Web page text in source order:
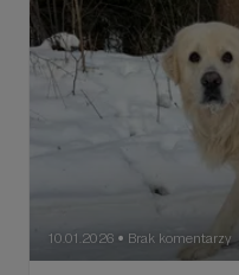
10.01.2026 ● Brak komentarzy